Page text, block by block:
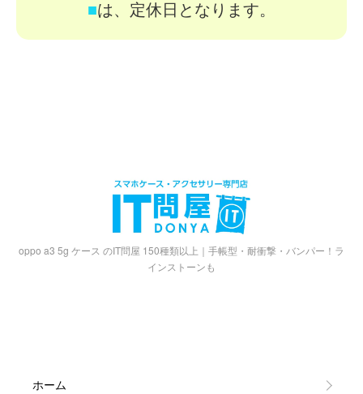
■は、定休日となります。
oppo a3 5g ケース のIT問屋 150種類以上｜手帳型・耐衝撃・バンパー！ラ
インストーンも
ホーム